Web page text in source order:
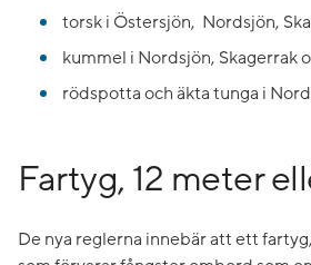
torsk i Östersjön, Nordsjön,
kummel i Nordsjön, Skagerrak
rödspotta och äkta tunga i
Fartyg, 12 meter
De nya reglerna innebär att ett